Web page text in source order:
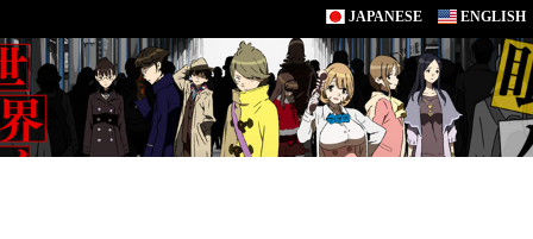
JAPANESE ENGLISH